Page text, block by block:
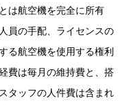
は航空機を完全に所有
員の手配、ライセンスの
る航空機を使用する権利
費は毎月の維持費と、搭
タッフの人件費は含まれ